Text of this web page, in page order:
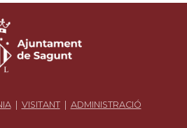
| VISITANT| ADMINISTRACIÓ